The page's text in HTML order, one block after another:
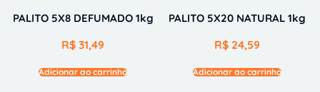
PALITO 5X8 DEFUMADO 1kg
R$ 31,49
Adicionar ao carrinho
PALITO 5X20 NATURAL 1kg
R$ 24,59
Adicionar ao carrinho